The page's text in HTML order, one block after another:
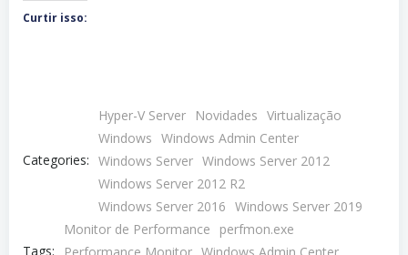
Curtir isso:
Categories:
Hyper-V Server Novidades Virtualização
Windows Windows Admin Center
Windows Server Windows Server 2012
Windows Server 2012 R2
Windows Server 2016 Windows Server 2019
Tags:
Monitor de Performance
perfmon.exe
Performance Monitor Windows Admin Center